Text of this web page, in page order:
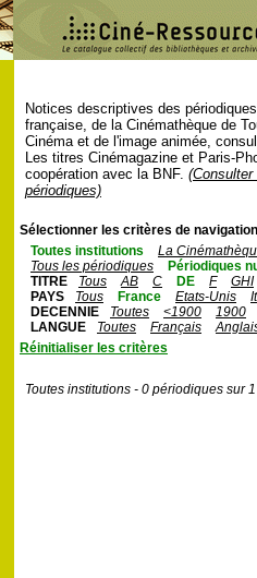
Notices descriptives des
française, de la Cinémathèque de
Cinéma et de l'image animée,
Les titres Cinémagazine et Paris-
coopération avec la BNF.
périodiques)
Sélectionner les critères de
Toutes institutions
La
Tous les périodiques
Périodiques
TITRE
Tous AB C DE F
GHI
PAYS
Tous France Etats-Unis
DECENNIE
Toutes <1900
1900
LANGUE
Toutes Français
Réinitialiser les critères
Toutes institutions - 0 périodiques sur